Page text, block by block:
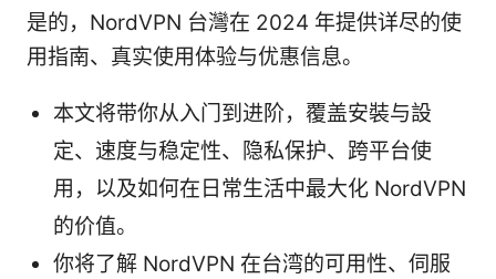
是的，NordVPN 台灣在 2024 年提供详尽的使
用指南、真实使用体验与优惠信息。
本文将带你从入门到进阶，覆盖安裝与設
定、速度与稳定性、隐私保护、跨平台使
用，以及如何在日常生活中最大化 NordVPN
的价值。
你将了解 NordVPN 在台湾的可用性、伺服